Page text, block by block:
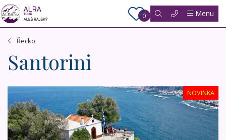
0 Menu
Řecko
Santorini
NOVINKA
Řecko - ostrovy Skopelos a Skiathos, krásy Sporadských